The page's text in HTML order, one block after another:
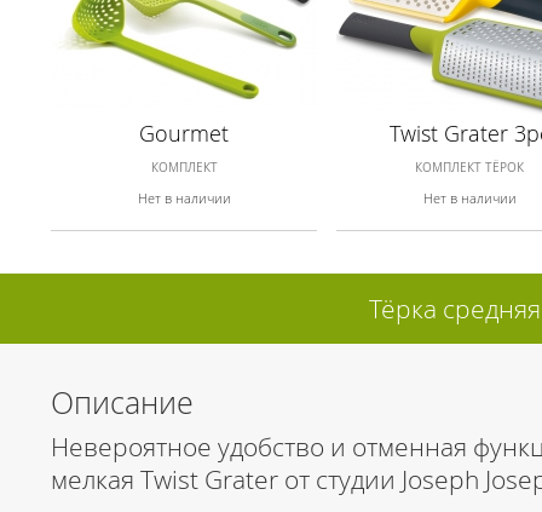
Gourmet
КОМПЛЕКТ
Нет в наличии
Twist Grater
КОМПЛЕКТ ТЁРОК
Нет в наличии
Тёрка
Описание
Невероятное удобство и отменная
мелкая Twist Grater от студии Joseph